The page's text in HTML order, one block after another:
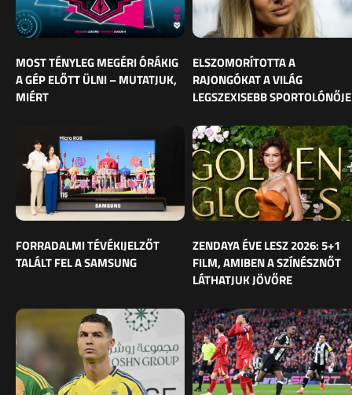
MOST TÉNYLEG MEGÉRI ÓRÁKIG
A GÉP ELŐTT ÜLNI – MUTATJUK,
MIÉRT
ELSZOMORÍTOTTA A
RAJONGÓKAT A VILÁG
LEGSZEXISEBB SPORTOLÓNŐJE
FORRADALMI TÉVÉKIJELZŐT
TALÁLT FEL A SAMSUNG
ZENDAYA ÉVE LESZ 2026: 5+1
FILM, AMIBEN A SZÍNÉSZNŐT
LÁTHATJUK JÖVŐRE